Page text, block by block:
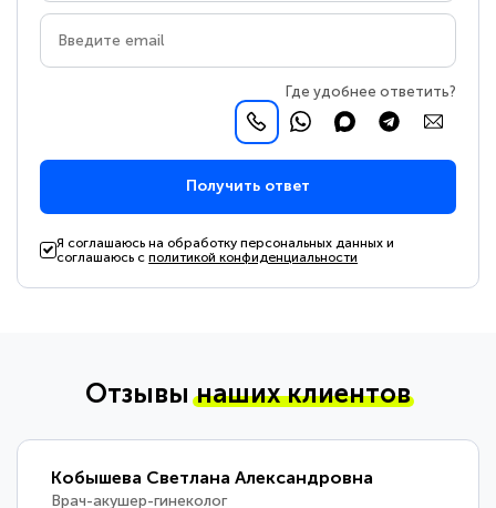
Где удобнее ответить?
Получить ответ
Я соглашаюсь на обработку персональных данных и
соглашаюсь сполитикой конфиденциальности
Отзывынаших клиентов
Кобышева Светлана Александровна
Врач-акушер-гинеколог